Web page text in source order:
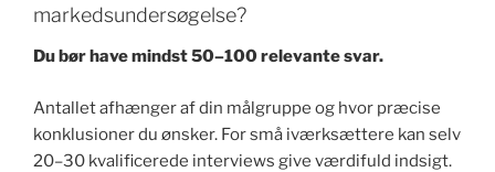
markedsundersøgelse?
Du bør have mindst 50–100 relevante svar.
Antallet afhænger af din målgruppe og hvor præcise
konklusioner du ønsker. For små iværksættere kan selv
20–30 kvalificerede interviews give værdifuld indsigt.